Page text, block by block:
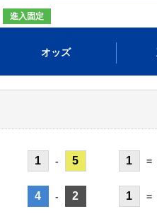
進入固定
オッズ
1 - 5
4 - 2
1 =
1 =